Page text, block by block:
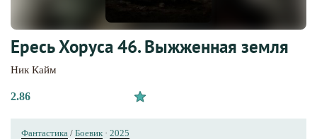
Ересь Хоруса 46. Выжженная земля
Ник Кайм
2.86
Фантастика / Боевик · 2025